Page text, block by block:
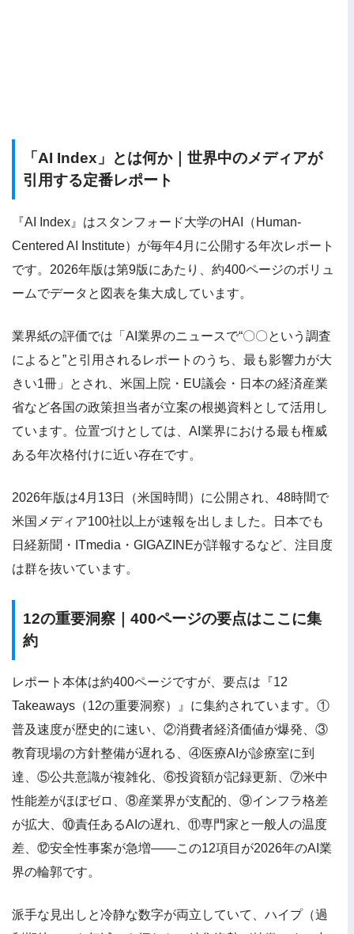
「AI Index」とは何か｜世界中のメディアが
引用する定番レポート
『AI Index』はスタンフォード大学のHAI（Human-
Centered AI Institute）が毎年4月に公開する年次レポート
です。2026年版は第9版にあたり、約400ページのボリュ
ームでデータと図表を集大成しています。
業界紙の評価では「AI業界のニュースで“〇〇という調査
によると”と引用されるレポートのうち、最も影響力が大
きい1冊」とされ、米国上院・EU議会・日本の経済産業
省など各国の政策担当者が立案の根拠資料として活用し
ています。位置づけとしては、AI業界における最も権威
ある年次格付けに近い存在です。
2026年版は4月13日（米国時間）に公開され、48時間で
米国メディア100社以上が速報を出しました。日本でも
日経新聞・ITmedia・GIGAZINEが詳報するなど、注目度
は群を抜いています。
12の重要洞察｜400ページの要点はここに集
約
レポート本体は約400ページですが、要点は『12
Takeaways（12の重要洞察）』に集約されています。①
普及速度が歴史的に速い、②消費者経済価値が爆発、③
教育現場の方針整備が遅れる、④医療AIが診療室に到
達、⑤公共意識が複雑化、⑥投資額が記録更新、⑦米中
性能差がほぼゼロ、⑧産業界が支配的、⑨インフラ格差
が拡大、⑩責任あるAIの遅れ、⑪専門家と一般人の温度
差、⑫安全性事案が急増——この12項目が2026年のAI業
界の輪郭です。
派手な見出しと冷静な数字が両立していて、ハイプ（過